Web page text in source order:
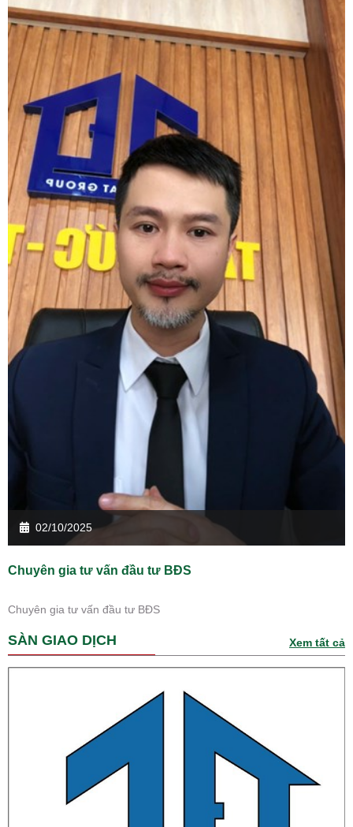
02/10/2025
Chuyên gia tư vấn đầu tư BĐS
Chuyên gia tư vấn đầu tư BĐS
SÀN GIAO DỊCH Xem tất cả